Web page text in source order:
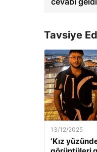
Tavsiye
13/12/2025
‘Kız